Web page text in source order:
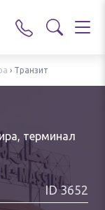
› Транзит
, терминал
ID3652